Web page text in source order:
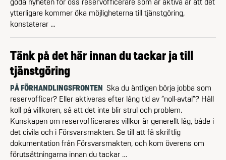
ytterligare kommer öka möjligheterna till tjänstgöring,
konstaterar …
Tänk på det här innan du tackar ja till
tjänstgöring
PÅ FÖRHANDLINGSFRONTEN Ska du äntligen börja jobba som
reservofficer? Eller aktiveras efter lång tid av ”noll-avtal”? Håll
koll på villkoren, så att det inte blir strul och problem.
Kunskapen om reservofficerares villkor är generellt låg, både i
det civila och i Försvarsmakten. Se till att få skriftlig
dokumentation från Försvarsmakten, och kom överens om
förutsättningarna innan du tackar …